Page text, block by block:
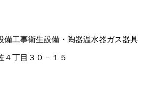
備工事衛生設備・陶器温水器ガス器具
４丁目３０－１５